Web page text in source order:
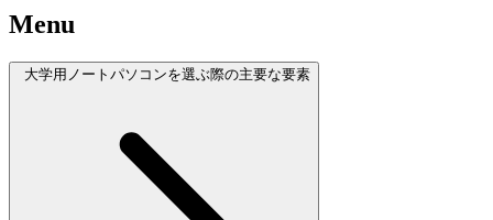
Menu
大学用ノートパソコンを選ぶ際の主要な要素